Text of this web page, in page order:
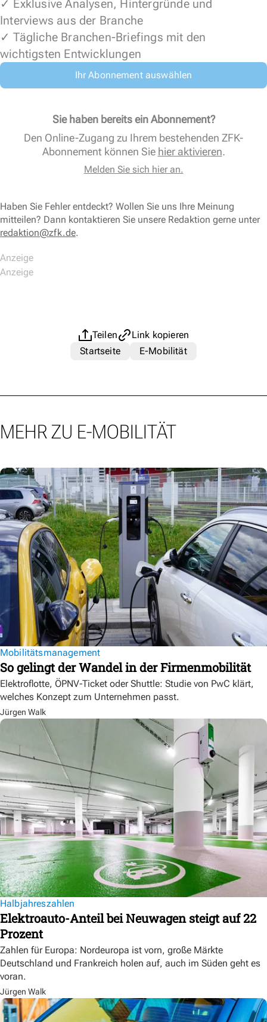
✓ Exklusive Analysen, Hintergründe und
Interviews aus der Branche
✓ Tägliche Branchen-Briefings mit den
wichtigsten Entwicklungen
Ihr Abonnement auswählen
Sie haben bereits ein Abonnement?
Den Online-Zugang zu Ihrem bestehenden ZFK-
Abonnement können Sie hier aktivieren.
Melden Sie sich hier an.
Haben Sie Fehler entdeckt? Wollen Sie uns Ihre Meinung
mitteilen? Dann kontaktieren Sie unsere Redaktion gerne unter
redaktion@zfk.de.
Teilen
Link kopieren
Startseite
E-Mobilität
MEHR ZU E-MOBILITÄT
Mobilitätsmanagement
So gelingt der Wandel in der Firmenmobilität
Elektroflotte, ÖPNV-Ticket oder Shuttle: Studie von PwC klärt,
welches Konzept zum Unternehmen passt.
Jürgen Walk
Halbjahreszahlen
Elektroauto-Anteil bei Neuwagen steigt auf 22
Prozent
Zahlen für Europa: Nordeuropa ist vorn, große Märkte
Deutschland und Frankreich holen auf, auch im Süden geht es
voran.
Jürgen Walk